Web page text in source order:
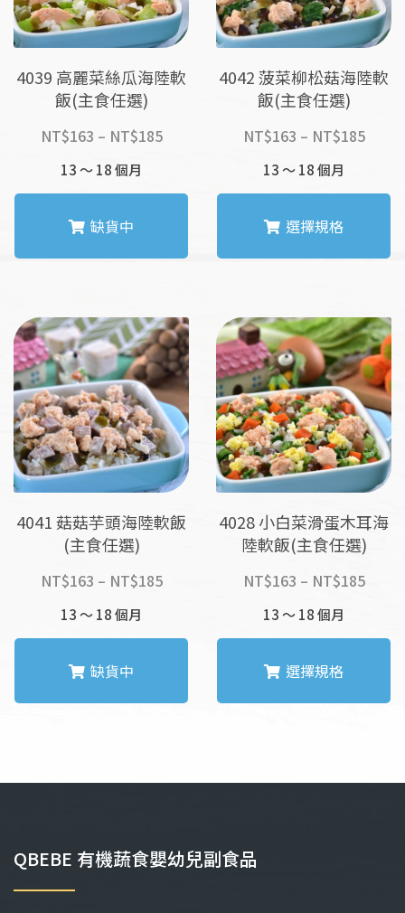
4039 高麗菜絲瓜海陸軟
飯(主食任選)
NT$163 – NT$185價
圍：
NT$185
13 ～ 18 個月
缺貨中
品
有
多
種
款
式。
可
在
產
頁
面
選
擇
選
項
4042 菠菜柳松菇海陸軟
飯(主食任選)
NT$163 – NT$185價
圍：
13 ～ 18 個月
選擇規格
品
有
多
種
款
式。
可
在
頁
面
選
擇
選
項
4041 菇菇芋頭海陸軟飯
(主食任選)
NT$163 – NT$185價
圍：
NT$185
13 ～ 18 個月
缺貨中
有
式。
4028 小白菜滑蛋木耳海
陸軟飯(主食任選)
NT$163 – NT$185價
圍：
13 ～ 18 個月
選擇規格
有
QBEBE 有機蔬食嬰幼兒副食品